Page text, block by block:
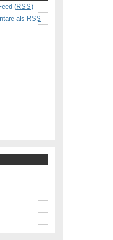
(RSS)
als RSS